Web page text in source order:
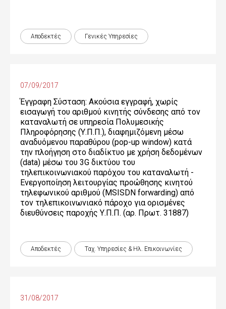
Αποδεκτές Γενικές Yπηρεσίες
07/09/2017
Έγγραφη Σύσταση: Ακούσια εγγραφή, χωρίς
εισαγωγή του αριθμού κινητής σύνδεσης από τον
καταναλωτή σε υπηρεσία Πολυμεσικής
Πληροφόρησης (Υ.Π.Π.), διαφημιζόμενη μέσω
αναδυόμενου παραθύρου (pop-up window) κατά
την πλοήγηση στο διαδίκτυο με χρήση δεδομένων
(data) μέσω του 3G δικτύου του
τηλεπικοινωνιακού παρόχου του καταναλωτή -
Ενεργοποίηση λειτουργίας προώθησης κινητού
τηλεφωνικού αριθμού (MSISDN forwarding) από
τον τηλεπικοινωνιακό πάροχο για ορισμένες
διευθύνσεις παροχής Υ.Π.Π. (αρ. Πρωτ. 31887)
Αποδεκτές Ταχ. Υπηρεσίες & Ηλ. Επικοινωνίες
31/08/2017